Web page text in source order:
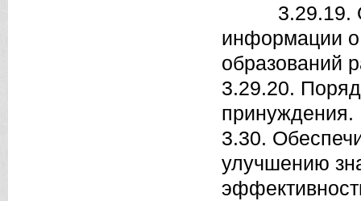
3.29.19.
информации о
образований
3.29.20.
принуждения.
3.30.
улучшению